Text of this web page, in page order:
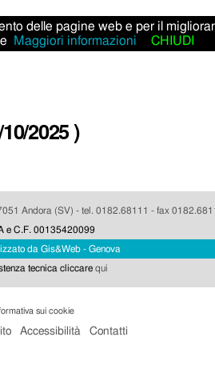
2025 )
Andora (SV) - tel. 0182.68111 - fax
e C.F. 00135420099
da Gis&Web - Genova
tecnica cliccare qui
sui cookie
Accessibilità Contatti
delle pagine web e per il
Maggiori informazioni CHIUDI